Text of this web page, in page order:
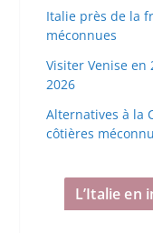
Italie près de la
méconnues
Visiter Venise
2026
Alternatives à la
côtières
L’Italie en